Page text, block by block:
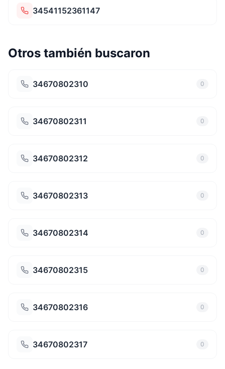
34541152361147
Otros también buscaron
34670802310 0
34670802311 0
34670802312 0
34670802313 0
34670802314 0
34670802315 0
34670802316 0
34670802317 0